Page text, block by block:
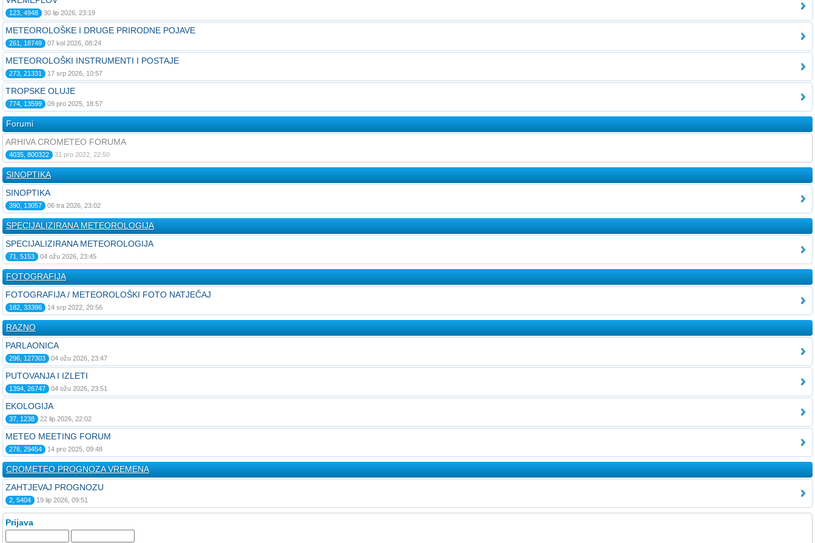
123, 4948 30 lip 2026, 23:19
METEOROLOŠKE I DRUGE PRIRODNE POJAVE
261, 18749 07 kol 2026, 08:24
METEOROLOŠKI INSTRUMENTI I POSTAJE
273, 21331 17 srp 2026, 10:57
TROPSKE OLUJE
774, 13599 09 pro 2025, 18:57
Forumi
ARHIVA CROMETEO FORUMA
4035, 800322 31 pro 2022, 22:50
SINOPTIKA
SINOPTIKA
390, 13057 06 tra 2026, 23:02
SPECIJALIZIRANA METEOROLOGIJA
SPECIJALIZIRANA METEOROLOGIJA
71, 5153 04 ožu 2026, 23:45
FOTOGRAFIJA
FOTOGRAFIJA / METEOROLOŠKI FOTO NATJEČAJ
182, 33386 14 srp 2022, 20:56
RAZNO
PARLAONICA
296, 127303 04 ožu 2026, 23:47
PUTOVANJA I IZLETI
1394, 26747 04 ožu 2026, 23:51
EKOLOGIJA
37, 1238 22 lip 2026, 22:02
METEO MEETING FORUM
276, 29454 14 pro 2025, 09:48
CROMETEO PROGNOZA VREMENA
ZAHTJEVAJ PROGNOZU
2, 5404 19 lip 2026, 09:51
Prijava